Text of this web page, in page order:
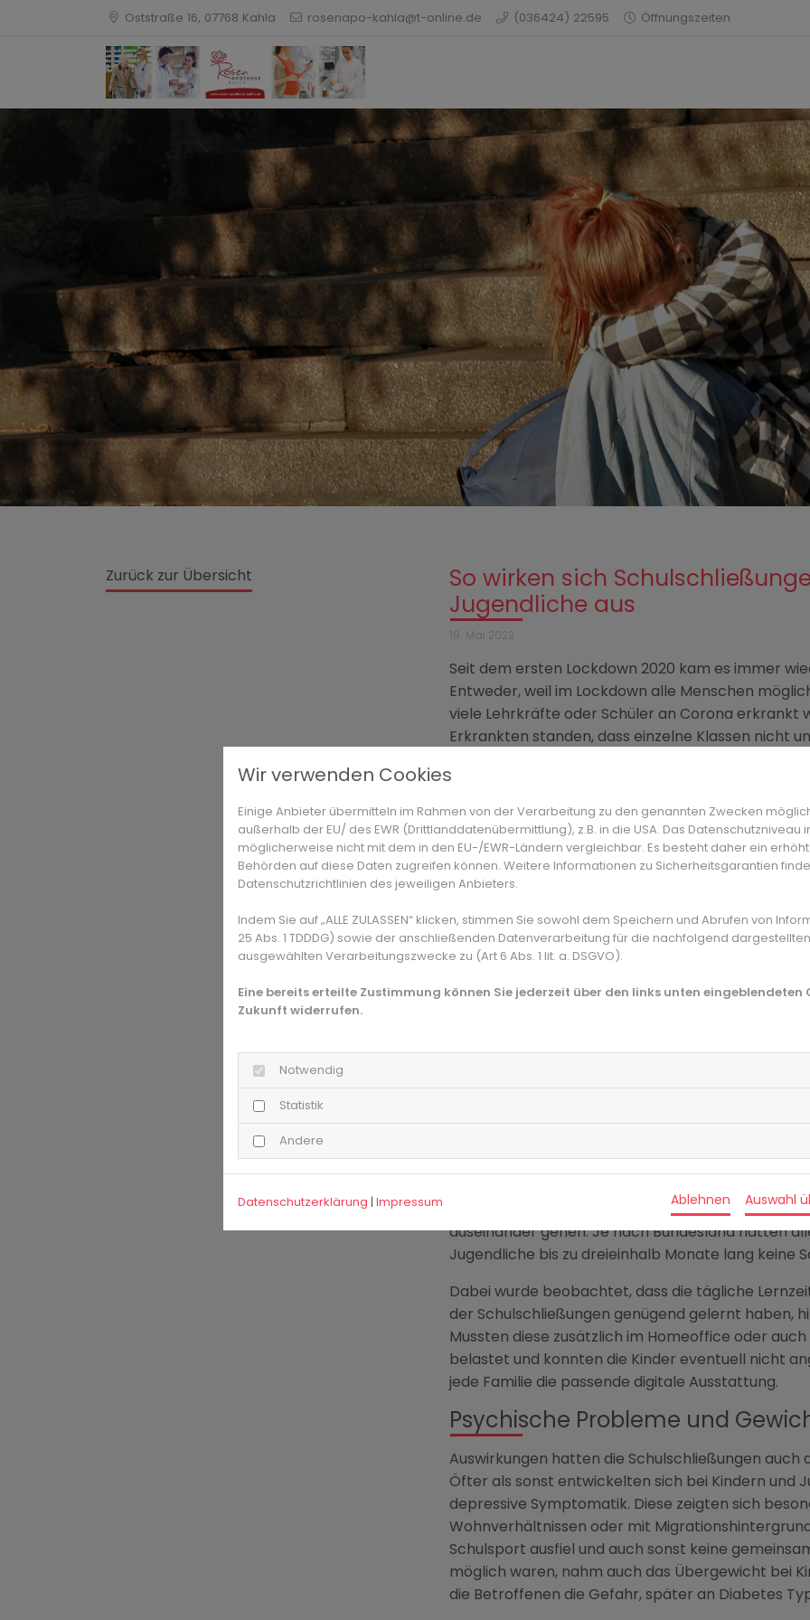
Oststraße 16, 07768 Kahla rosenapo-kahla@t-online.de (036424) 22595 Öffnungszeiten
Zurück zur Übersicht
So wirken sich
Jugendliche aus
19. Mai 2022
Seit dem ersten Lockdown 2020 kam es immer
Entweder, weil im Lockdown alle Menschen
viele Lehrkräfte oder Schüler an Corona erkrankt
Erkrankten standen, dass einzelne Klassen nicht
Kinder konnten es gut verkraften, so aus ihrem
gewohnten Kreis anderer Kinder geholt zu
das Kindeswohl kümmern, machten ihre Sorgen
öffentlich.
Infektionen in der Schule gut
Maßnahmen
So warnte zum Beispiel die Deutsche
erneuten Schulschließungen. Denn
in der Schule stattfinden. In den Ferien seien
während der Schulzeit. Deshalb hält die
angemessen. Allerdings seien regelmäßiges
Schule ausschlaggebend dafür, dass hier die
Lernrückstände hängen von
Die Lockdown-Maßnahmen hätten bei Kindern
Folgen geführt. Beobachtet wurde in dem
Erkrankungen, Adipositas und Spielsucht. Da die
aber auch von Seiten der Eltern nicht immer
deutliche Lernrückstände zu erkennen. Die
auseinander gehen. Je nach Bundesland hatten
Jugendliche bis zu dreieinhalb Monate lang keine
Dabei wurde beobachtet, dass die tägliche
der Schulschließungen genügend gelernt haben,
Mussten diese zusätzlich im Homeoffice oder
belastet und konnten die Kinder eventuell nicht
jede Familie die passende digitale Ausstattung.
Psychische Probleme und
Auswirkungen hatten die Schulschließungen auch
Öfter als sonst entwickelten sich bei Kindern und
depressive Symptomatik. Diese zeigten sich
Wohnverhältnissen oder mit
Schulsport ausfiel und auch sonst keine
möglich waren, nahm auch das Übergewicht bei
die Betroffenen die Gefahr, später an Diabetes
Wir verwenden Cookies
Einige Anbieter übermitteln im Rahmen von der Verarbeitung zu den genannten Zwecken
außerhalb der EU/ des EWR (Drittlanddatenübermittlung), z.B. in die USA. Das Datenschutzniveau
möglicherweise nicht mit dem in den EU-/EWR-Ländern vergleichbar. Es besteht daher ein
Behörden auf diese Daten zugreifen können. Weitere Informationen zu Sicherheitsgarantien
Datenschutzrichtlinien des jeweiligen Anbieters.
Indem Sie auf „ALLE ZULASSEN“ klicken, stimmen Sie sowohl dem Speichern und Abrufen von
25 Abs. 1 TDDDG) sowie der anschließenden Datenverarbeitung für die nachfolgend
ausgewählten Verarbeitungszwecke zu (Art 6 Abs. 1 lit. a. DSGVO).
Eine bereits erteilte Zustimmung können Sie jederzeit über den links unten
Zukunft widerrufen.
Notwendig
Statistik
Andere
Datenschutzerklärung | Impressum Ablehnen Auswahl